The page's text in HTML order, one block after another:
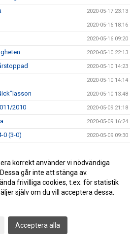
2020-05-17 23:13
2020-05-16 18:16
2020-05-16 09:20
2020-05-10 22:13
2020-05-10 14:23
2020-05-10 14:14
2020-05-10 13:48
2010 2020-05-09 21:18
2020-05-09 16:24
0 (3-0) 2020-05-09 09:30
15-18 juni 2020-05-07 18:00
2020-05-03 23:04
mot Gislöv P15 2020-05-03 17:50
och hattrick av Nia
på 1:a maj
korrekt använder vi nödvändiga
går inte att stänga av.
frivilliga cookies, t.ex. för statistik
själv om du vill acceptera dessa.
Acceptera alla